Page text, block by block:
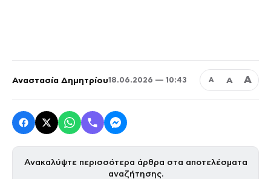
Αναστασία Δημητρίου18.06.2026 — 10:43 Α Α Α
Ανακαλύψτε περισσότερα άρθρα στα αποτελέσματα
αναζήτησης.